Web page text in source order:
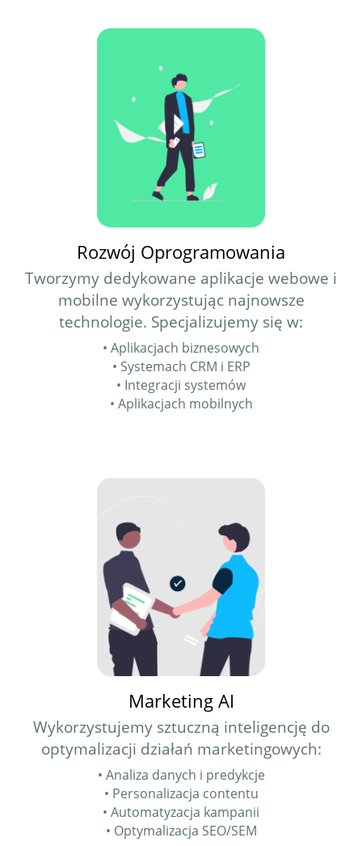
Rozwój Oprogramowania
Tworzymy dedykowane aplikacje webowe i
mobilne wykorzystując najnowsze
technologie. Specjalizujemy się w:
• Aplikacjach biznesowych
• Systemach CRM i ERP
• Integracji systemów
• Aplikacjach mobilnych
Marketing AI
Wykorzystujemy sztuczną inteligencję do
optymalizacji działań marketingowych:
• Analiza danych i predykcje
• Personalizacja contentu
• Automatyzacja kampanii
• Optymalizacja SEO/SEM